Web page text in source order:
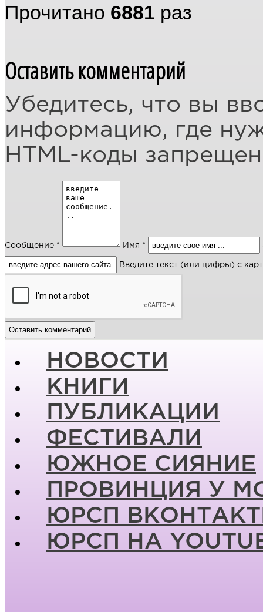
Прочитано 6881 раз
Оставить комментарий
Убедитесь, что вы
информацию, где
HTML-коды
Сообщение * Имя *
Введите текст (или цифры) с
НОВОСТИ
КНИГИ
ПУБЛИКАЦИИ
ФЕСТИВАЛИ
ЮЖНОЕ СИЯНИЕ
ПРОВИНЦИЯ У
ЮРСП
ЮРСП НА